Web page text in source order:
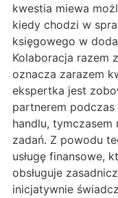
kwestia miewa
kiedy chodzi w
księgowego w
Kolaboracja razem
oznacza zarazem
ekspertka jest
partnerem
handlu, tymczasem
zadań. Z powodu
usługę finansowe,
obsługuje
inicjatywnie